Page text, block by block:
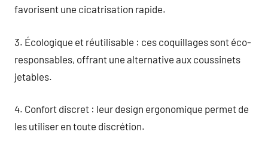
favorisent une cicatrisation rapide.
3. Écologique et réutilisable : ces coquillages sont éco-
responsables, offrant une alternative aux coussinets
jetables.
4. Confort discret : leur design ergonomique permet de
les utiliser en toute discrétion.